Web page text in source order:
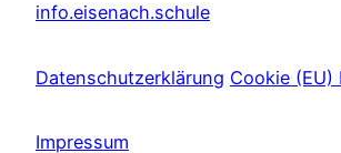
info.eisenach.schule
Datenschutzerklärung Cookie (EU)
Impressum